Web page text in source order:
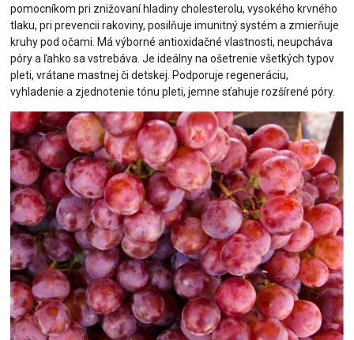
pomocníkom pri znižovaní hladiny cholesterolu, vysokého krvného
tlaku, pri prevencii rakoviny, posilňuje imunitný systém a zmierňuje
kruhy pod očami. Má výborné antioxidačné vlastnosti, neupcháva
póry a ľahko sa vstrebáva. Je ideálny na ošetrenie všetkých typov
pleti, vrátane mastnej či detskej. Podporuje regeneráciu,
vyhladenie a zjednotenie tónu pleti, jemne sťahuje rozšírené póry.